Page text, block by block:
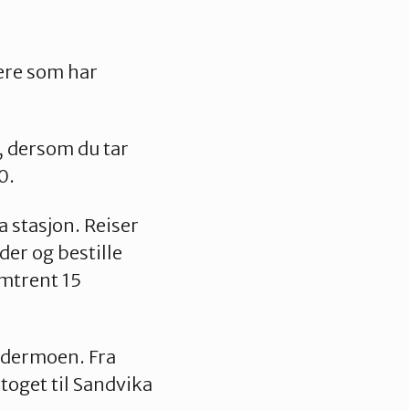
som har
du tar
stasjon. Reiser
og bestille
15
Fra
til Sandvika